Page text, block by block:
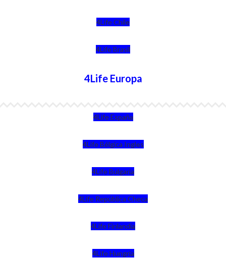
4Life Chile
4Life Brasil
4Life Europa
4Life España
4Life Bélgica Ingles
4Life Bulgaria
4Life República Checa
4Life Finlandia
4Life Hungria